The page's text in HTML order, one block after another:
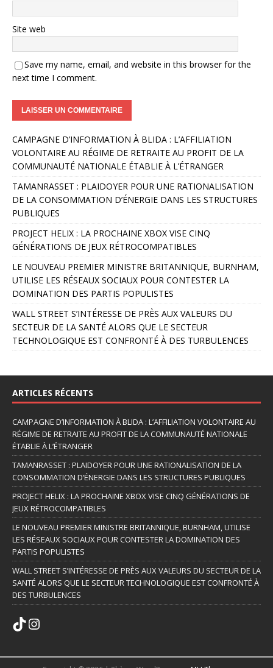
Site web
Save my name, email, and website in this browser for the
next time I comment.
l
t
e
r
n
a
t
i
v
e
:
CAMPAGNE D’INFORMATION À BLIDA : L’AFFILIATION
VOLONTAIRE AU RÉGIME DE RETRAITE AU PROFIT DE LA
COMMUNAUTÉ NATIONALE ÉTABLIE À L’ÉTRANGER
TAMANRASSET : PLAIDOYER POUR UNE RATIONALISATION
DE LA CONSOMMATION D’ÉNERGIE DANS LES STRUCTURES
PUBLIQUES
PROJECT HELIX : LA PROCHAINE XBOX VISE CINQ
GÉNÉRATIONS DE JEUX RÉTROCOMPATIBLES
LE NOUVEAU PREMIER MINISTRE BRITANNIQUE, BURNHAM,
UTILISE LES RÉSEAUX SOCIAUX POUR CONTESTER LA
DOMINATION DES PARTIS POPULISTES
WALL STREET S’INTÉRESSE DE PRÈS AUX VALEURS DU
SECTEUR DE LA SANTÉ ALORS QUE LE SECTEUR
TECHNOLOGIQUE EST CONFRONTÉ À DES TURBULENCES
ARTICLES RÉCENTS
CAMPAGNE D’INFORMATION À BLIDA : L’AFFILIATION VOLONTAIRE AU
RÉGIME DE RETRAITE AU PROFIT DE LA COMMUNAUTÉ NATIONALE
ÉTABLIE À L’ÉTRANGER
TAMANRASSET : PLAIDOYER POUR UNE RATIONALISATION DE LA
CONSOMMATION D’ÉNERGIE DANS LES STRUCTURES PUBLIQUES
PROJECT HELIX : LA PROCHAINE XBOX VISE CINQ GÉNÉRATIONS DE
JEUX RÉTROCOMPATIBLES
LE NOUVEAU PREMIER MINISTRE BRITANNIQUE, BURNHAM, UTILISE
LES RÉSEAUX SOCIAUX POUR CONTESTER LA DOMINATION DES
PARTIS POPULISTES
WALL STREET S’INTÉRESSE DE PRÈS AUX VALEURS DU SECTEUR DE LA
SANTÉ ALORS QUE LE SECTEUR TECHNOLOGIQUE EST CONFRONTÉ À
DES TURBULENCES